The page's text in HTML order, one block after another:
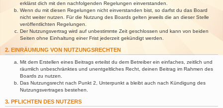
erklärst dich mit den nachfolgenden Regelungen einverstanden.
Wenn du mit diesen Regelungen nicht einverstanden bist, so darfst du das Board
nicht weiter nutzen. Für die Nutzung des Boards gelten jeweils die an dieser Stelle
veröffentlichten Regelungen.
Der Nutzungsvertrag wird auf unbestimmte Zeit geschlossen und kann von beiden
Seiten ohne Einhaltung einer Frist jederzeit gekündigt werden.
2. EINRÄUMUNG VON NUTZUNGSRECHTEN
Mit dem Erstellen eines Beitrags erteilst du dem Betreiber ein einfaches, zeitlich und
räumlich unbeschränktes und unentgeltliches Recht, deinen Beitrag im Rahmen des
Boards zu nutzen.
Das Nutzungsrecht nach Punkt 2, Unterpunkt a bleibt auch nach Kündigung des
Nutzungsvertrages bestehen.
3. PFLICHTEN DES NUTZERS